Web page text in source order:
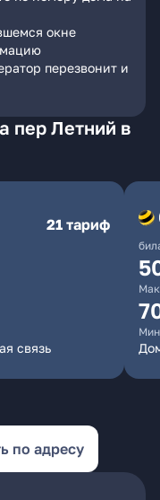
окне
перезвонит и
пер Летний в
21 тариф
связь
по адресу